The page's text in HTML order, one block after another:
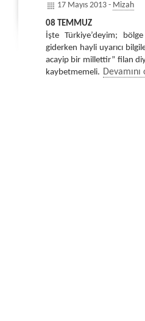
17 Mayıs 2013 - Mizah
08 TEMMUZ
İşte Türkiye’deyim;
giderken hayli uyarıcı
acayip bir millettir” filan
kaybetmemeli. Devamını